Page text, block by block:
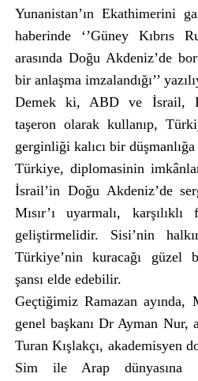
Yunanistan’ın Ekathimerini
haberinde ‘’Güney Kıbrıs
arasında Doğu Akdeniz’de
bir anlaşma imzalandığı’’
Demek ki, ABD ve İsrail,
taşeron olarak kullanıp,
gerginliği kalıcı bir
Türkiye, diplomasinin
İsrail’in Doğu Akdeniz’de
Mısır’ı uyarmalı,
geliştirmelidir. Sisi’nin
Türkiye’nin kuracağı güzel
şansı elde edebilir.
Geçtiğimiz Ramazan ayında,
genel başkanı Dr Ayman Nur,
Turan Kışlakçı, akademisyen
Sim ile Arap dünyasına